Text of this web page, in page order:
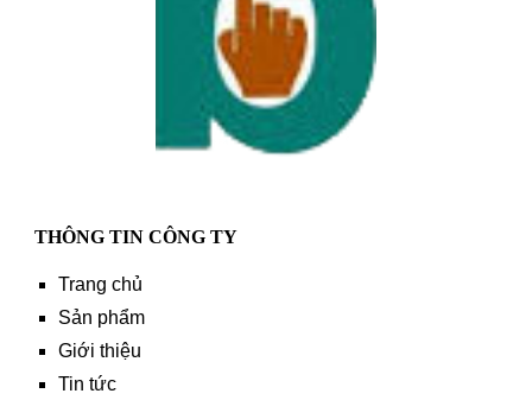
THÔNG TIN CÔNG TY
Trang chủ
Sản phẩm
Giới thiệu
Tin tức